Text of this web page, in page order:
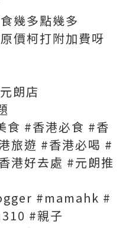
幾多點幾多
價柯打附加費呀
朗店
食 #香港必食 #香
旅遊 #香港必喝 #
港好去處 #元朗推
#mamahk #
#親子